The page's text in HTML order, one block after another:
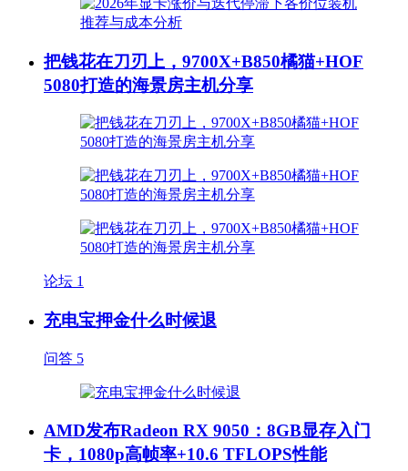
把钱花在刀刃上，9700X+B850橘猫+HOF
5080打造的海景房主机分享
论坛 1
充电宝押金什么时候退
问答 5
AMD发布Radeon RX 9050：8GB显存入门
卡，1080p高帧率+10.6 TFLOPS性能